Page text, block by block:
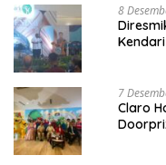
8
7
Claro